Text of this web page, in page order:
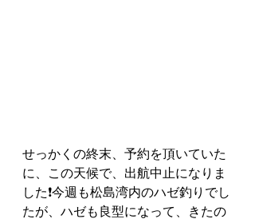
せっかくの終末、予約を頂いていた
に、この天候で、出航中止になりま
した❗️今週も松島湾内のハゼ釣りでし
たが、ハゼも良型になって、きたの